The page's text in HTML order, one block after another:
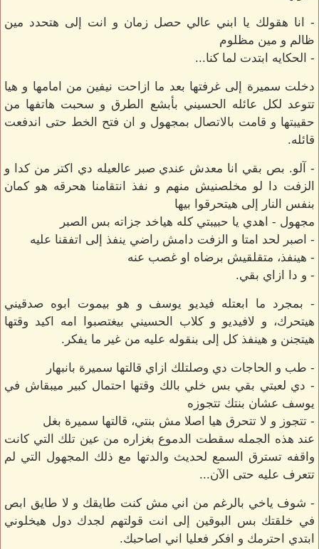
- انا هقولك يا ابني عالي حصل زمان و انت إلى هتحدد مين
ظالم و مين مظلوم
- الحكايه ابتدت لما كنا...
دخلت سميرة إلى غرفتها بعد ما ازاحت نيفين من امامها و هيا
تتوعد لكل عائله الحسيني بأبشع الطرق و سحبت هاتفها من
حقيبتها و قامت بالاتصال بمجهول و ان فتح الخط حتى اندفعت
قائله.
- آلو. بص بقي انا معدش عندي صبر عالعيله دي اكتر من كدا و
الزفت دا لو مخلصنيش منهم و نفذ انتقامنا هحرقه هو كمان
بنفس النار إلى هيتحرقوا بيها
مجهول - اهدي يا حبيبتي كله هياخد جزاته بس الصبر
- اصبر لحد امتا و الزفت دامش راضي ينفذ إلى اتفقنا عليه
- هينفذ، متقلقيش برضاه او غصب عنه
- و دا ازاي بقي.
- بمجرد ما ابعتله فيديو يوسف و هو بيموت ابوه صدقيني
هيتحرك، و لافيديو و كلاب الحسيني بيغتصبوا امه اكيد وقتها
هيتجنن و هينفذ كل إلى بنقوله عليه من غير ما يفكر.
- طب و الحاجات دي وصلتلك ازاي قالتها سميرة بانبهار
- دي لعبتي بقي بس خلي بالك وقتها احتمال كبير ميبقاش في
يوسف عشان بنتك تتجوزه
- تتجوز و لا تتحرق هيا اصلا مش بنتي، قالتها سميرة بغل
عند هذه الجمله سقطت الدموع بغزاره من عين تلك التي كانت
واقفه تسترق السمع لحديث والدتها مع ذلك المجهول التي لم
تتعرف عليه حتى الآن...
- شوف ياخي بالرغم من اني مش كنت طايقك و لا طايق ابص
في خلقتك بس البوقين إلى انت قولتهم لجدك دول هيخلوني
ابتدي احترمك و افكر فعليا اني اصاحبك.